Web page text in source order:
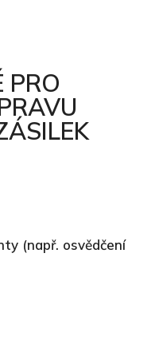
PRO
(např. osvědčení